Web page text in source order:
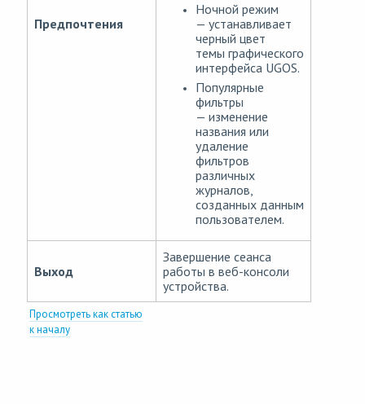
Предпочтения
Ночной режим
— устанавливает
черный цвет
темы графического
интерфейса UGOS.
Популярные
фильтры
— изменение
названия или
удаление
фильтров
различных
журналов,
созданных данным
пользователем.
Выход
Завершение сеанса
работы в веб-консоли
устройства.
Просмотреть как статью
к началу